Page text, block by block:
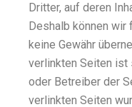
Dritter, auf deren
Deshalb können
keine Gewähr
verlinkten Seiten
oder Betreiber der
verlinkten Seiten